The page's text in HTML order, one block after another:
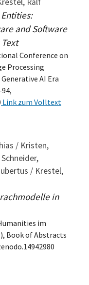
and Software
Conference on
Processing
AI Era
Link zum Volltext
/ Kristen,
/ Krestel,
in
im
Book of Abstracts